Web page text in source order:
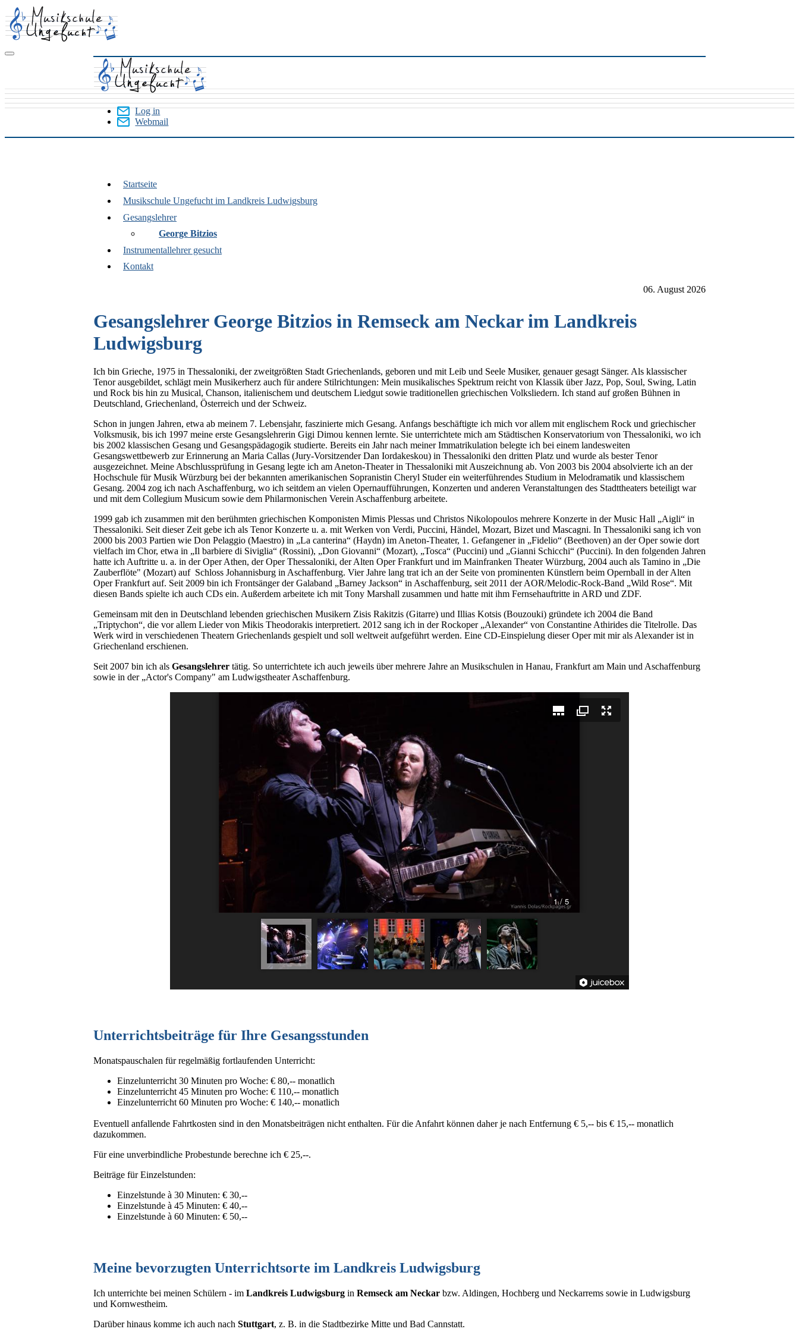
Skip
to
main
content
User
Menu
Log in
Webmail
Ludwigsburg
(Landkreis)
Startseite
Musikschule Ungefucht im Landkreis Ludwigsburg
Gesangslehrer
George Bitzios
Instrumentallehrer gesucht
Kontakt
06. August 2026
Gesangslehrer George Bitzios in Remseck am Neckar im Landkreis
Ludwigsburg
Ich bin Grieche, 1975 in Thessaloniki, der zweitgrößten Stadt Griechenlands, geboren und mit Leib und Seele Musiker, genauer gesagt Sänger. Als klassischer
Tenor ausgebildet, schlägt mein Musikerherz auch für andere Stilrichtungen: Mein musikalisches Spektrum reicht von Klassik über Jazz, Pop, Soul, Swing, Latin
und Rock bis hin zu Musical, Chanson, italienischem und deutschem Liedgut sowie traditionellen griechischen Volksliedern. Ich stand auf großen Bühnen in
Deutschland, Griechenland, Österreich und der Schweiz.
Schon in jungen Jahren, etwa ab meinem 7. Lebensjahr, faszinierte mich Gesang. Anfangs beschäftigte ich mich vor allem mit englischem Rock und griechischer
Volksmusik, bis ich 1997 meine erste Gesangslehrerin Gigi Dimou kennen lernte. Sie unterrichtete mich am Städtischen Konservatorium von Thessaloniki, wo ich
bis 2002 klassischen Gesang und Gesangspädagogik studierte. Bereits ein Jahr nach meiner Immatrikulation belegte ich bei einem landesweiten
Gesangswettbewerb zur Erinnerung an Maria Callas (Jury-Vorsitzender Dan Iordakeskou) in Thessaloniki den dritten Platz und wurde als bester Tenor
ausgezeichnet. Meine Abschlussprüfung in Gesang legte ich am Aneton-Theater in Thessaloniki mit Auszeichnung ab. Von 2003 bis 2004 absolvierte ich an der
Hochschule für Musik Würzburg bei der bekannten amerikanischen Sopranistin Cheryl Studer ein weiterführendes Studium in Melodramatik und klassischem
Gesang. 2004 zog ich nach Aschaffenburg, wo ich seitdem an vielen Opernaufführungen, Konzerten und anderen Veranstaltungen des Stadttheaters beteiligt war
und mit dem Collegium Musicum sowie dem Philarmonischen Verein Aschaffenburg arbeitete.
1999 gab ich zusammen mit den berühmten griechischen Komponisten Mimis Plessas und Christos Nikolopoulos mehrere Konzerte in der Music Hall „Aigli“ in
Thessaloniki. Seit dieser Zeit gebe ich als Tenor Konzerte u. a. mit Werken von Verdi, Puccini, Händel, Mozart, Bizet und Mascagni. In Thessaloniki sang ich von
2000 bis 2003 Partien wie Don Pelaggio (Maestro) in „La canterina“ (Haydn) im Aneton-Theater, 1. Gefangener in „Fidelio“ (Beethoven) an der Oper sowie dort
vielfach im Chor, etwa in „Il barbiere di Siviglia“ (Rossini), „Don Giovanni“ (Mozart), „Tosca“ (Puccini) und „Gianni Schicchi“ (Puccini). In den folgenden Jahren
hatte ich Auftritte u. a. in der Oper Athen, der Oper Thessaloniki, der Alten Oper Frankfurt und im Mainfranken Theater Würzburg, 2004 auch als Tamino in „Die
Zauberflöte" (Mozart) auf Schloss Johannisburg in Aschaffenburg. Vier Jahre lang trat ich an der Seite von prominenten Künstlern beim Opernball in der Alten
Oper Frankfurt auf. Seit 2009 bin ich Frontsänger der Galaband „Barney Jackson“ in Aschaffenburg, seit 2011 der AOR/Melodic-Rock-Band „Wild Rose“. Mit
diesen Bands spielte ich auch CDs ein. Außerdem arbeitete ich mit Tony Marshall zusammen und hatte mit ihm Fernsehauftritte in ARD und ZDF.
Gemeinsam mit den in Deutschland lebenden griechischen Musikern Zisis Rakitzis (Gitarre) und Illias Kotsis (Bouzouki) gründete ich 2004 die Band
„Triptychon“, die vor allem Lieder von Mikis Theodorakis interpretiert. 2012 sang ich in der Rockoper „Alexander“ von Constantine Athirides die Titelrolle. Das
Werk wird in verschiedenen Theatern Griechenlands gespielt und soll weltweit aufgeführt werden. Eine CD-Einspielung dieser Oper mit mir als Alexander ist in
Griechenland erschienen.
Seit 2007 bin ich als Gesangslehrer tätig. So unterrichtete ich auch jeweils über mehrere Jahre an Musikschulen in Hanau, Frankfurt am Main und Aschaffenburg
sowie in der „Actor's Company" am Ludwigstheater Aschaffenburg.
1 / 5
Unterrichtsbeiträge für Ihre Gesangsstunden
Monatspauschalen für regelmäßig fortlaufenden Unterricht:
Einzelunterricht 30 Minuten pro Woche: € 80,-- monatlich
Einzelunterricht 45 Minuten pro Woche: € 110,-- monatlich
Einzelunterricht 60 Minuten pro Woche: € 140,-- monatlich
Eventuell anfallende Fahrtkosten sind in den Monatsbeiträgen nicht enthalten. Für die Anfahrt können daher je nach Entfernung € 5,-- bis € 15,-- monatlich
dazukommen.
Für eine unverbindliche Probestunde berechne ich € 25,--.
Beiträge für Einzelstunden:
Einzelstunde à 30 Minuten: € 30,--
Einzelstunde à 45 Minuten: € 40,--
Einzelstunde à 60 Minuten: € 50,--
Meine bevorzugten Unterrichtsorte im Landkreis Ludwigsburg
Ich unterrichte bei meinen Schülern - im Landkreis Ludwigsburg in Remseck am Neckar bzw. Aldingen, Hochberg und Neckarrems sowie in Ludwigsburg
und Kornwestheim.
Darüber hinaus komme ich auch nach Stuttgart, z. B. in die Stadtbezirke Mitte und Bad Cannstatt.